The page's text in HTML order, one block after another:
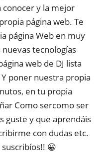
conocer y la mejor
página web. Te
página Web en muy
tecnologías
web de DJ lista
poner nuestra propia
en tu propia
Como sercomo ser
guste y que aprendáis
con dudas etc.
suscribíos!! 😀